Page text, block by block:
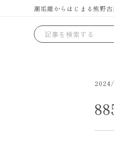
潮垢離からはじまる熊